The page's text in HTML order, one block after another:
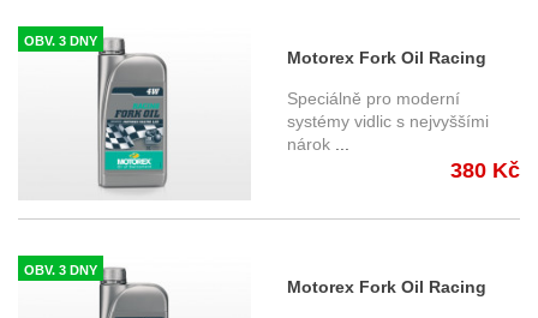
OBV. 3 DNY
Motorex Fork Oil Racing
10W30 1l. - Tlumičový olej
Speciálně pro moderní
systémy vidlic s nejvyššími
nárok
380 Kč
OBV. 3 DNY
Motorex Fork Oil Racing